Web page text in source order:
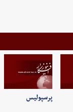
پرسپولیس